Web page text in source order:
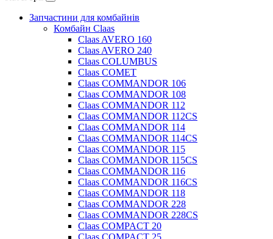
Запчастини для комбайнів
Комбайн Claas
Claas AVERO 160
Claas AVERO 240
Claas COLUMBUS
Claas COMET
Claas COMMANDOR 106
Claas COMMANDOR 108
Claas COMMANDOR 112
Claas COMMANDOR 112CS
Claas COMMANDOR 114
Claas COMMANDOR 114CS
Claas COMMANDOR 115
Claas COMMANDOR 115CS
Claas COMMANDOR 116
Claas COMMANDOR 116CS
Claas COMMANDOR 118
Claas COMMANDOR 228
Claas COMMANDOR 228CS
Claas COMPACT 20
Claas COMPACT 25